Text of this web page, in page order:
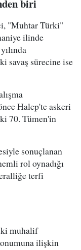
biri
"Muhtar Türki"
ilinde
savaş sürecine ise
Halep'te askeri
70. Tümen'in
sonuçlanan
rol oynadığı
terfi
muhalif
ilişkin